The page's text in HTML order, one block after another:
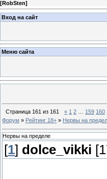
[RobSten]
Вход на сайт
Меню сайта
Страница 161 из 161 « 1 2 159 160
Форум » Рейтинг 18+ » Нервы на
Нервы на пределе
[1] dolce_vikki